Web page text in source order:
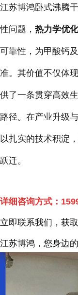
江苏博鸿卧式沸腾
性问题， 热力学优化
可靠性，为甲酸钙
准。其价值不仅体
供了一条贯穿高效
路径。在产业升级
以扎实的技术积淀
跃迁。
详细咨询方式：
立即联系我们，获
江苏博鸿，您身边